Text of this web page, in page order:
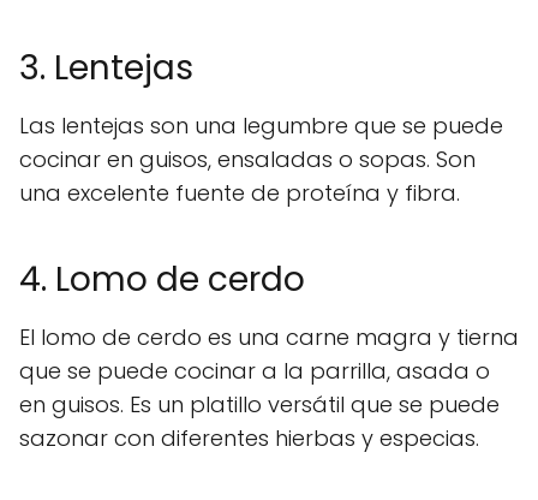
3. Lentejas
Las lentejas son una legumbre que se puede
cocinar en guisos, ensaladas o sopas. Son
una excelente fuente de proteína y fibra.
4. Lomo de cerdo
El lomo de cerdo es una carne magra y tierna
que se puede cocinar a la parrilla, asada o
en guisos. Es un platillo versátil que se puede
sazonar con diferentes hierbas y especias.